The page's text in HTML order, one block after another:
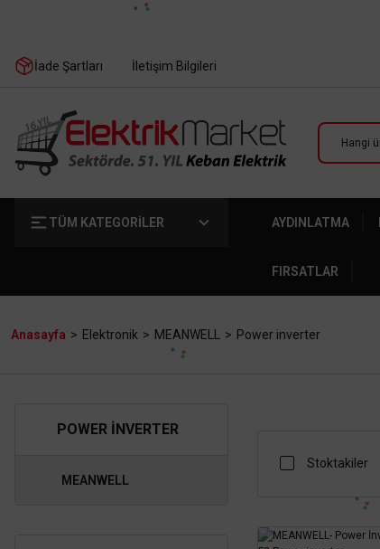
İade Şartları İletişim Bilgileri
TÜM KATEGORİLER AYDINLATMA
FIRSATLAR
Anasayfa Elektronik MEANWELL Power inverter
POWER INVERTER
MEANWELL
Stoktakiler